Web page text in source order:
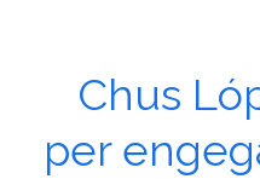
Chus
per